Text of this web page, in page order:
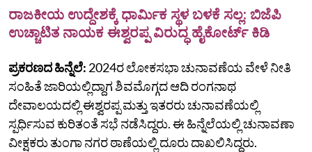
ರಾಜಕೀಯ ಉದ್ದೇಶಕ್ಕೆ ಧಾರ್ಮಿಕ ಸ್ಥಳ ಬಳಕೆ ಸಲ್ಲ: ಬಿಜೆಪಿ
ಉಚ್ಚಾಟಿತ ನಾಯಕ ಈಶ್ವರಪ್ಪ ವಿರುದ್ಧ ಹೈಕೋರ್ಟ್‌ ಕಿಡಿ
ಪ್ರಕರಣದ ಹಿನ್ನೆಲೆ: 2024ರ ಲೋಕಸಭಾ ಚುನಾವಣೆಯ ವೇಳೆ ನೀತಿ
ಸಂಹಿತೆ ಜಾರಿಯಲ್ಲಿದ್ದಾಗ ಶಿವಮೊಗ್ಗದ ಆದಿ ರಂಗನಾಥ
ದೇವಾಲಯದಲ್ಲಿ ಈಶ್ವರಪ್ಪ ಮತ್ತು ಇತರರು ಚುನಾವಣೆಯಲ್ಲಿ
ಸ್ಪರ್ಧಿಸುವ ಕುರಿತಂತೆ ಸಭೆ ನಡೆಸಿದ್ದರು. ಈ ಹಿನ್ನೆಲೆಯಲ್ಲಿ ಚುನಾವಣಾ
ವೀಕ್ಷಕರು ತುಂಗಾ ನಗರ ಠಾಣೆಯಲ್ಲಿ ದೂರು ದಾಖಲಿಸಿದ್ದರು.